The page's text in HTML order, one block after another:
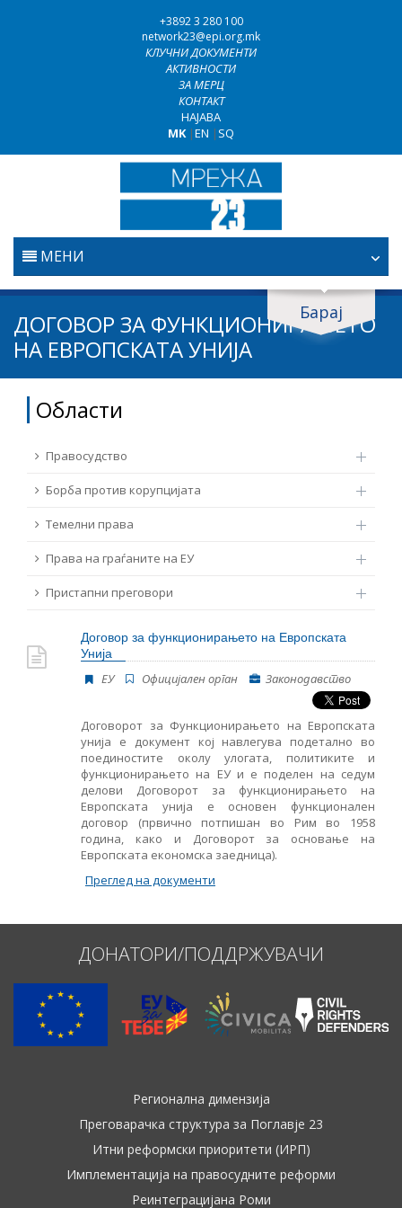
+3892 3 280 100
network23@epi.org.mk
КЛУЧНИ ДОКУМЕНТИ
АКТИВНОСТИ
ЗА МЕРЦ
КОНТАКТ
НАЈАВА
MK|EN | SQ
МЕНИ
ПОЧЕТНА
ПРАВОСУДСТВО
ТЕМЕЛНИ ПРАВА
Барај
Барај документи
Барај
Област / подрачје
Извор
Тип
Од Мрежа 23
Датум на објавување
Име, опис или клучен збор
ДОГОВОР ЗА ФУНКЦИОНИРАЊЕТО
НА ЕВРОПСКАТА УНИЈА
Области
Правосудство
Борба против корупцијата
Темелни права
Права на граѓаните на ЕУ
Пристапни преговори
Договор за функционирањето на Европската
Унија
ЕУ Oфицијален орган Законодавство
Договорот за Функционирањето на Европската
унија е документ кој навлегува подетално во
поединостите околу улогата, политиките и
функционирањето на ЕУ и е поделен на седум
делови Договорот за функционирањето на
Европската унија е основен функционален
договор (првично потпишан во Рим во 1958
година, како и Договорот за основање на
Европската економска заедница).
Преглед на документи
ДОНАТОРИ/ПОДДРЖУВАЧИ
Регионална димензија
Преговарачка структура за Поглавје 23
Итни реформски приоритети (ИРП)
Имплементација на правосудните реформи
Реинтеграцијана Роми